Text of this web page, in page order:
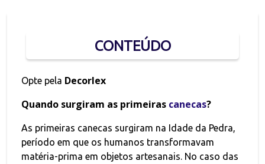
CONTEÚDO
Opte pela Decorlex
Quando surgiram as primeiras canecas?
As primeiras canecas surgiram na Idade da Pedra,
período em que os humanos transformavam
matéria-prima em objetos artesanais. No caso das